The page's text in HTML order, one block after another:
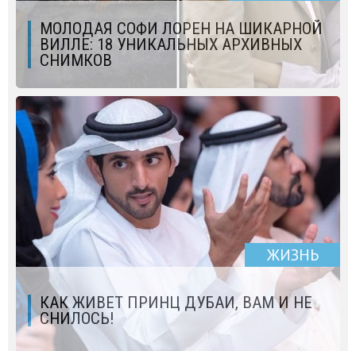
МОЛОДАЯ СОФИ ЛОРЕН НА ШИКАРНОЙ
ВИЛЛЕ: 18 УНИКАЛЬНЫХ АРХИВНЫХ
СНИМКОВ
ЖИЗНЬ
КАК ЖИВЕТ ПРИНЦ ДУБАИ, ВАМ И НЕ
СНИЛОСЬ!